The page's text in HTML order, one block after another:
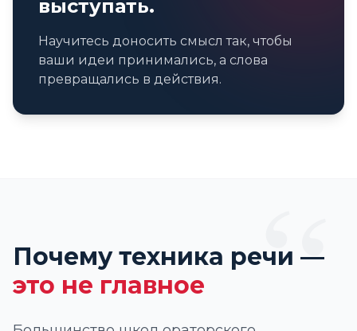
выступать.
Научитесь доносить смысл так, чтобы
ваши идеи принимались, а слова
превращались в действия.
“
Почему техника речи —
это не главное